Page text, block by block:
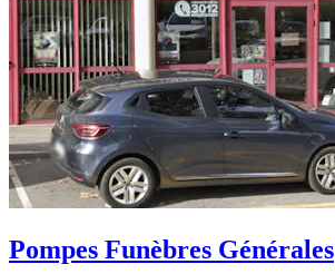
Pompes Funèbres Générales